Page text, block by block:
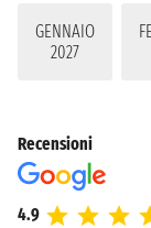
GENNAIO
2027
Recensioni
4.9